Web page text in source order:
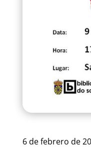
6 de febrero de